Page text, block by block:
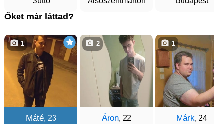
Őket már láttad?
Máté, 23
1
Áron, 22
2
Márk, 24
1